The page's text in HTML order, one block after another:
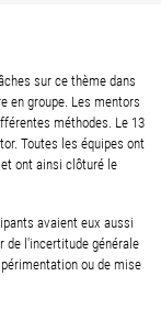
sur ce thème dans
en groupe. Les mentors
méthodes. Le 13
Toutes les équipes ont
ont ainsi clôturé le
avaient eux aussi
de l'incertitude générale
ou de mise